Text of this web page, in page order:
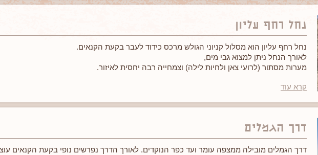
נחל רחף עליון
נחל רחף עליון הוא מסלול קניוני הגולש מרכס כידוד לעבר בקעת הקנאים.
לאורך הנחל ניתן למצוא גבי מים,
מערות מסתור (לרועי צאן ולחיות לילה) וצמחייה רבה יחסית לאיזור.
קרא עוד
דרך הגמלים
דרך הגמלים מובילה ממצפה עומר ועד כפר הנוקדים. לאורך הדרך נפרשים נופי בקעת הקנאים